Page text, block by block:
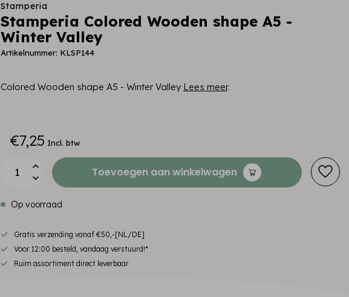
Stamperia
Stamperia Colored Wooden shape A5 -
Winter Valley
Artikelnummer: KLSP144
Colored Wooden shape A5 - Winter Valley Lees meer.
€7,25 Incl. btw
Toevoegen aan winkelwagen
Op voorraad
Gratis verzending vanaf €50,-[NL/DE]
Voor 12:00 besteld, vandaag verstuurd!*
Ruim assortiment direct leverbaar